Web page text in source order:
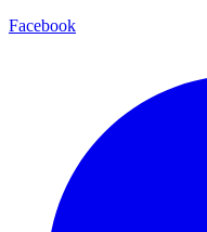
Facebook